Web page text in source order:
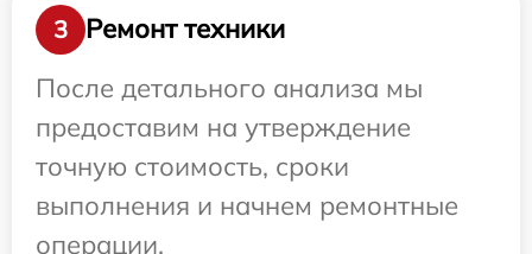
3
Ремонт техники
После детального анализа мы
предоставим на утверждение
точную стоимость, сроки
выполнения и начнем ремонтные
операции.